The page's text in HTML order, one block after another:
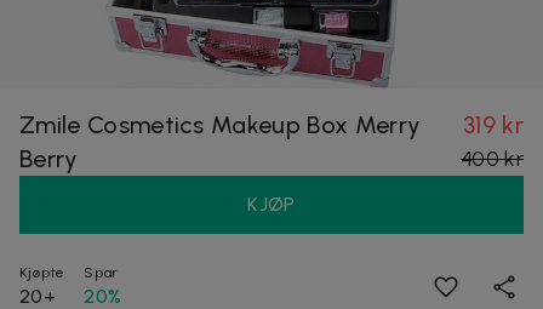
Zmile Cosmetics Makeup Box Merry
Berry
319 kr
400 kr
KJØP
Kjøpte
20+
Spar
20%